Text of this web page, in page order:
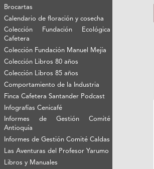
Brocartas
Calendario de floración y cosecha
Colección Fundación Ecológica
Cafetera
Colección Fundación Manuel Mejía
Colección Libros 80 años
Colección Libros 85 años
Comportamiento de la Industria
Finca Cafetera Santander Podcast
Infografías Cenicafé
Informes de Gestión Comité
Antioquía
Informes de Gestión Comité Caldas
Las Aventuras del Profesor Yarumo
Libros y Manuales